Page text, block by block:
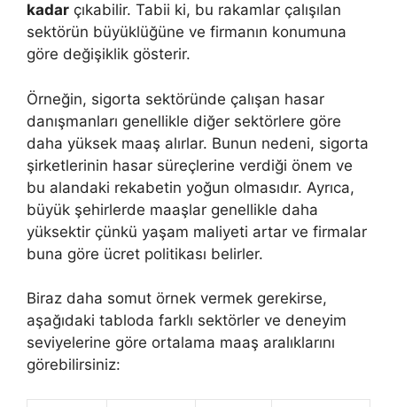
kadar çıkabilir. Tabii ki, bu rakamlar çalışılan
sektörün büyüklüğüne ve firmanın konumuna
göre değişiklik gösterir.
Örneğin, sigorta sektöründe çalışan hasar
danışmanları genellikle diğer sektörlere göre
daha yüksek maaş alırlar. Bunun nedeni, sigorta
şirketlerinin hasar süreçlerine verdiği önem ve
bu alandaki rekabetin yoğun olmasıdır. Ayrıca,
büyük şehirlerde maaşlar genellikle daha
yüksektir çünkü yaşam maliyeti artar ve firmalar
buna göre ücret politikası belirler.
Biraz daha somut örnek vermek gerekirse,
aşağıdaki tabloda farklı sektörler ve deneyim
seviyelerine göre ortalama maaş aralıklarını
görebilirsiniz: